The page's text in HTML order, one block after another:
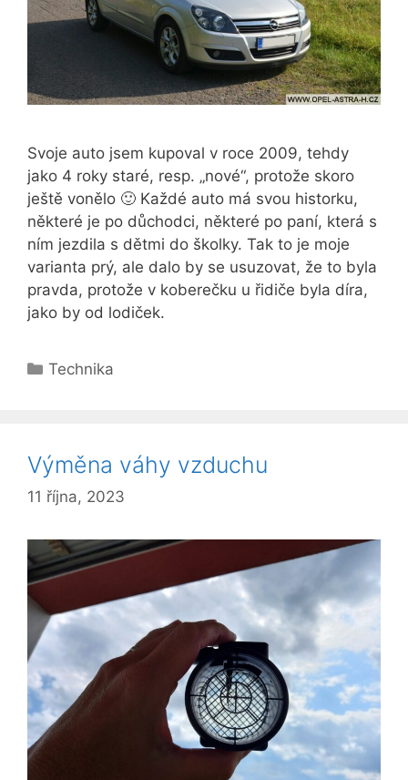
Svoje auto jsem kupoval v roce 2009, tehdy
jako 4 roky staré, resp. „nové“, protože skoro
ještě vonělo 🙂 Každé auto má svou historku,
některé je po důchodci, některé po paní, která s
ním jezdila s dětmi do školky. Tak to je moje
varianta prý, ale dalo by se usuzovat, že to byla
pravda, protože v koberečku u řidiče byla díra,
jako by od lodiček.
Rubriky
Technika
Výměna váhy vzduchu
11 října, 2023